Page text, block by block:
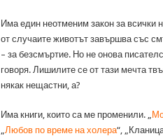
Има един неотменим закон за
от случаите животът завършва със
– за безсмъртие. Но не онова
говоря. Лишилите се от тази мечта
някак нещастни, а?
Има книги, които са ме променили. „
„Любов по време на холера“,